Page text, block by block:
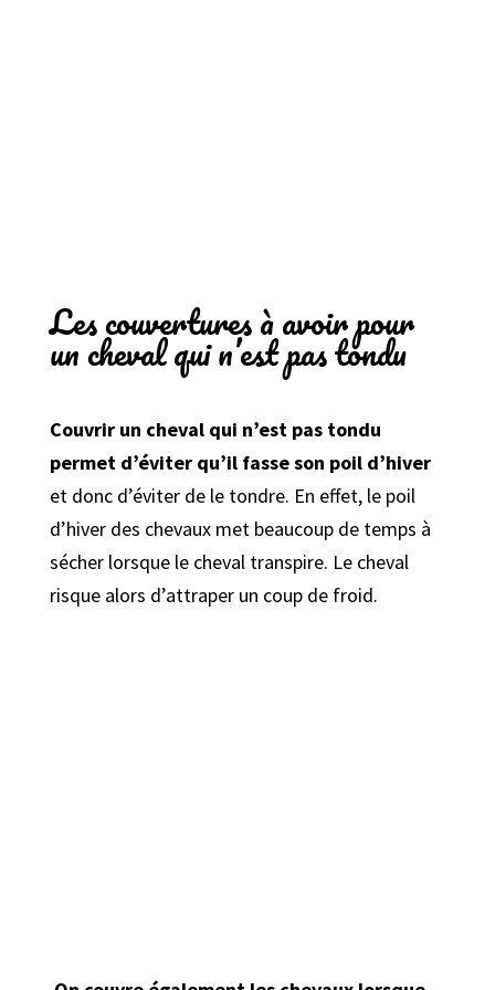
Les couvertures à avoir pour
un cheval qui n’est pas tondu
Couvrir un cheval qui n’est pas tondu
permet d’éviter qu’il fasse son poil d’hiver
et donc d’éviter de le tondre. En effet, le poil
d’hiver des chevaux met beaucoup de temps à
sécher lorsque le cheval transpire. Le cheval
risque alors d’attraper un coup de froid.